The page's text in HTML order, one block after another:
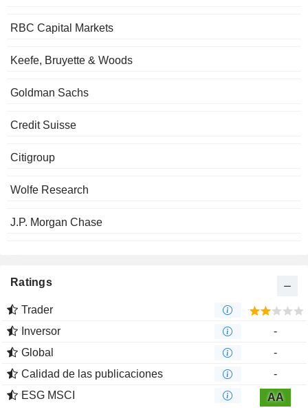
RBC Capital Markets
Keefe, Bruyette & Woods
Goldman Sachs
Credit Suisse
Citigroup
Wolfe Research
J.P. Morgan Chase
Ratings
Trader
Inversor
-
Global
-
Calidad de las publicaciones
-
ESG MSCI
AA